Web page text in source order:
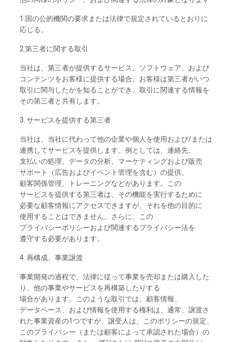
1.国の公的機関の要求または法律で規定さ れていると おりに
応じる。
2.第三者に関する取引
当社は、 第三者が提供するサービス、 ソフトウェア、 および
コンテンツをお客様に提供する場合。 お客様は第三者がいつ
取引に関与したかを知ることができ、 取引に関連する情報を
その第三者と共有し ます。
3. サービスを提供する第三者
当社は、 当社に代わって他の企業や個人を使用および/または
連携してサービスを提供し ます。 例としては、 連絡先、
支払いの処理、 データの分析、 マーケティングおよび販売
サポート
（広告およびイベント管理を含む）の提供、
顧客関係管理、
トレーニングなどがあります。
この
サービスを提供する第三者は、その機能を実行するために
必要な顧客情報にアクセスできますが、それを他の目的に
使用することはできません。さらに、
この
プライバシーポリシーおよび関連するプライバシー法を
遵守する必要があります。
4. 再構成、 事業譲渡
事業開発の過程で、 法律に従って事業を売却または購入した
り、 他の事業やサービスを再構築した りする
場合があります。このような取引では、 顧客情報、
データベース、 および情報を使用する権利は、 通常、 譲渡さ
れた事業資産の1つですが、 譲受人は、このポリシーの規定、
このプライバシー （または顧客に よって承認さ れた場合）の